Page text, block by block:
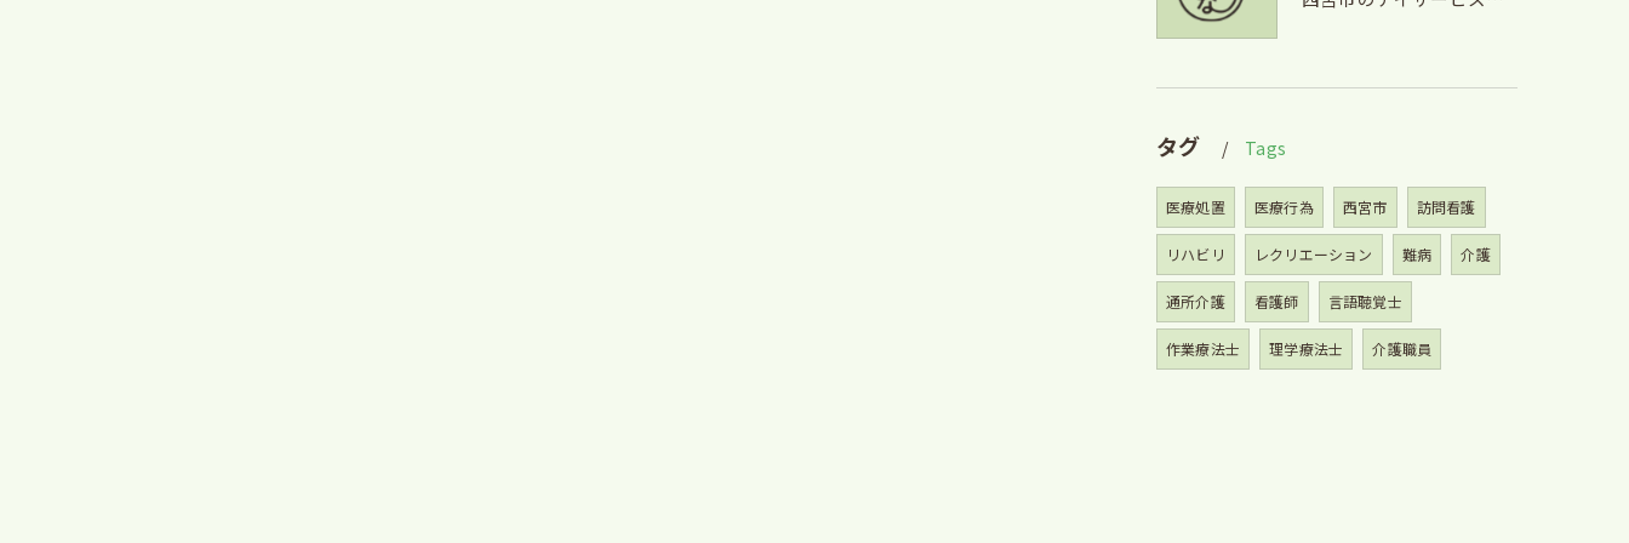
タグ Tags
医療処置 医療行為 西宮市 訪問看護
リハビリ レクリエーション 難病 介護
通所介護 看護師 言語聴覚士
作業療法士 理学療法士 介護職員